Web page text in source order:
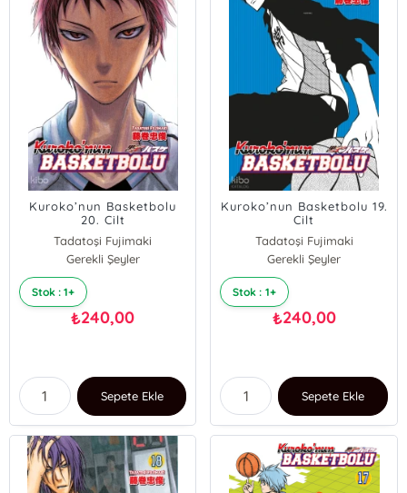
Kuroko’nun Basketbolu
20. Cilt
Tadatoşi Fujimaki
Gerekli Şeyler
Stok : 1+
₺240,00
Sepete Ekle
Kuroko’nun Basketbolu 19.
Cilt
Tadatoşi Fujimaki
Gerekli Şeyler
Stok : 1+
₺240,00
Sepete Ekle